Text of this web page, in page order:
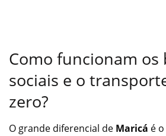
Como funcionam os
sociais e o
zero?
O grande diferencial de Maricá é